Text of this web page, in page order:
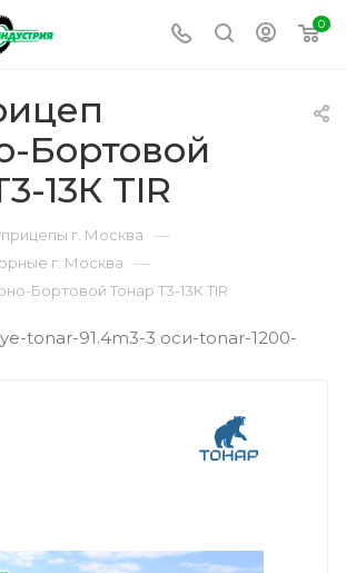
0
Бортовой
13К TIR
г. Москва —
г. Москва —
Бортовой Тонар Т3-13К TIR
tonar-91.4m3-3 оси-tonar-1200-